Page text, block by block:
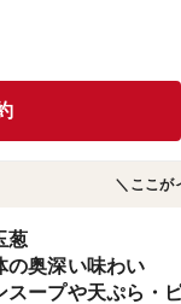
＼ここが
葱
の奥深い味わい
ープや天ぷら・